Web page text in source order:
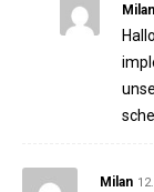
Milan
Milan